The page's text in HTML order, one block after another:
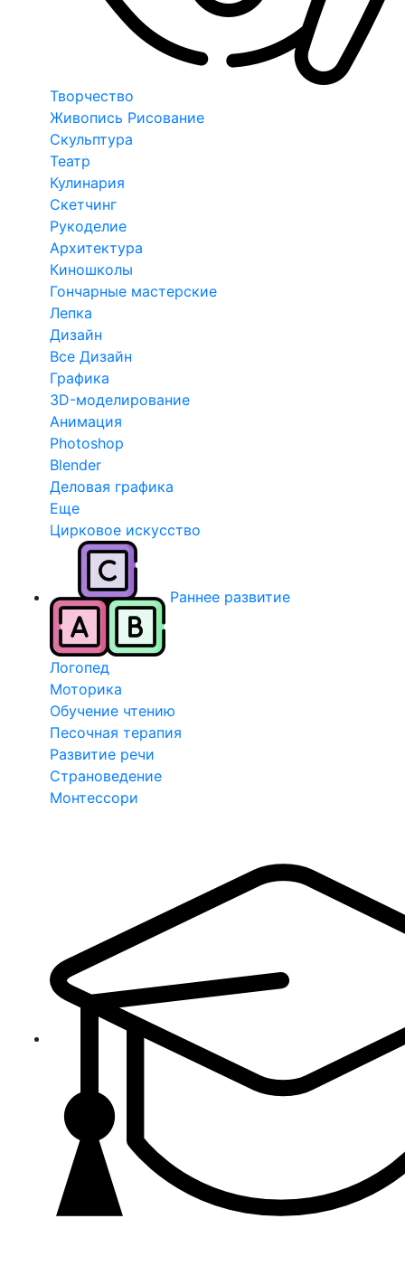
Творчество
Живопись Рисование
Скульптура
Театр
Кулинария
Скетчинг
Рукоделие
Архитектура
Киношколы
Гончарные мастерские
Лепка
Дизайн
Все Дизайн
Графика
3D-моделирование
Анимация
Photoshop
Blender
Деловая графика
Еще
Цирковое искусство
Раннее развитие
Логопед
Моторика
Обучение чтению
Песочная терапия
Развитие речи
Страноведение
Монтессори